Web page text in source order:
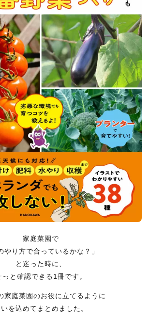
家庭菜園で
やり方で合っているかな？」
と迷った時に、
っと確認できる1冊です。
家庭菜園のお役に立てるように
を込めてまとめました。